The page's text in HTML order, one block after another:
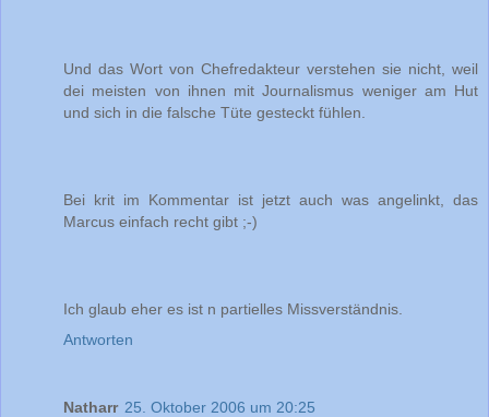
Und das Wort von Chefredakteur verstehen sie nicht, weil
dei meisten von ihnen mit Journalismus weniger am Hut
und sich in die falsche Tüte gesteckt fühlen.
Bei krit im Kommentar ist jetzt auch was angelinkt, das
Marcus einfach recht gibt ;-)
Ich glaub eher es ist n partielles Missverständnis.
Antworten
Natharr 25. Oktober 2006 um 20:25